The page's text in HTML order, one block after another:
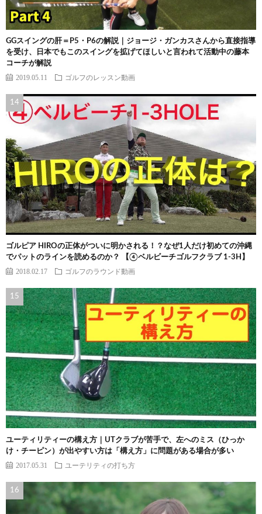
GGスイングの肝＝P5・P6の解説｜ジョージ・ガンカスさんから直接指導
を受け、日本でもこのスイングを拡げてほしいと言われて活動中の藤本
コーチが解説
2019.05.11 ゴルフのレッスン動画
ゴルピア HIROの正体がついに明かされる！？なぜ1人だけ初めての沖縄
でパットのラインを読めるのか？ 【④ベルビーチゴルフクラブ 1-3H】
2018.02.17 ゴルフのラウンド動画
ユーティリティーの構え方｜UTクラブが苦手で、左へのミス（ひっか
け・チーピン）が出やすい方は「構え方」に問題がある場合が多い
2017.05.31 ユーテリティの打ち方